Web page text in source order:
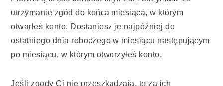
utrzymanie zgód do końca miesiąca, w którym
otwarłeś konto. Dostaniesz je najpóźniej do
ostatniego dnia roboczego w miesiącu następującym
po miesiącu, w którym otworzyłeś konto.
Jeśli zgody Ci nie przeszkadzają, to za ich